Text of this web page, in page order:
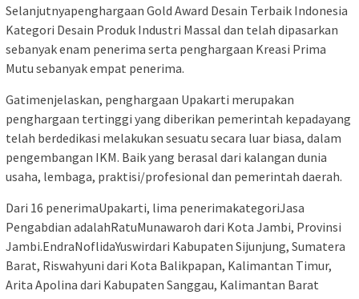
Selanjutnyapenghargaan Gold Award Desain Terbaik Indonesia
Kategori Desain Produk Industri Massal dan telah dipasarkan
sebanyak enam penerima serta penghargaan Kreasi Prima
Mutu sebanyak empat penerima.
Gatimenjelaskan, penghargaan Upakarti merupakan
penghargaan tertinggi yang diberikan pemerintah kepadayang
telah berdedikasi melakukan sesuatu secara luar biasa, dalam
pengembangan IKM. Baik yang berasal dari kalangan dunia
usaha, lembaga, praktisi/profesional dan pemerintah daerah.
Dari 16 penerimaUpakarti, lima penerimakategoriJasa
Pengabdian adalahRatuMunawaroh dari Kota Jambi, Provinsi
Jambi.EndraNoflidaYuswirdari Kabupaten Sijunjung, Sumatera
Barat, Riswahyuni dari Kota Balikpapan, Kalimantan Timur,
Arita Apolina dari Kabupaten Sanggau, Kalimantan Barat